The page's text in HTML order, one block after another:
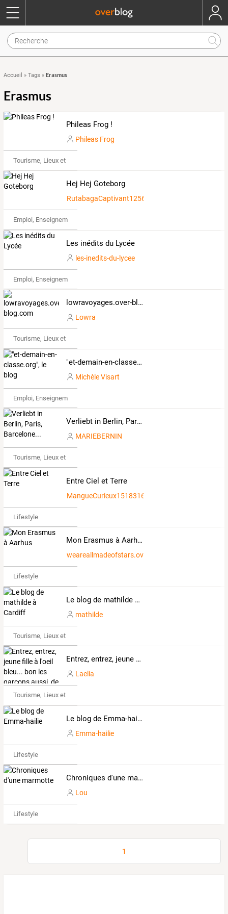
Accueil » Tags » Erasmus
Erasmus
Phileas Frog !
Phileas Frog
Tourisme, Lieux et Événements
Hej Hej Goteborg
RutabagaCaptivant125606
Emploi, Enseignement & Etudes
Les inédits du Lycée
les-inedits-du-lycee
Emploi, Enseignement & Etudes
lowravoyages.over-blog.com
Lowra
Tourisme, Lieux et Événements
"et-demain-en-classe.org", le blog
Michèle Visart
Emploi, Enseignement & Etudes
Verliebt in Berlin, Paris, Barcelone...
MARIEBERNIN
Tourisme, Lieux et Événements
Entre Ciel et Terre
MangueCurieux1518316
Lifestyle
Mon Erasmus à Aarhus
weareallmadeofstars.over-blog.com
Lifestyle
Le blog de mathilde à Cardiff
mathilde
Tourisme, Lieux et Événements
Entrez, entrez, jeune fille à l'oeil bleu... bon les garçons aussi, de toute façon, je ne vous vois pas !
Laelia
Tourisme, Lieux et Événements
Le blog de Emma-hailie
Emma-hailie
Lifestyle
Chroniques d'une marmotte
Lou
Lifestyle
1